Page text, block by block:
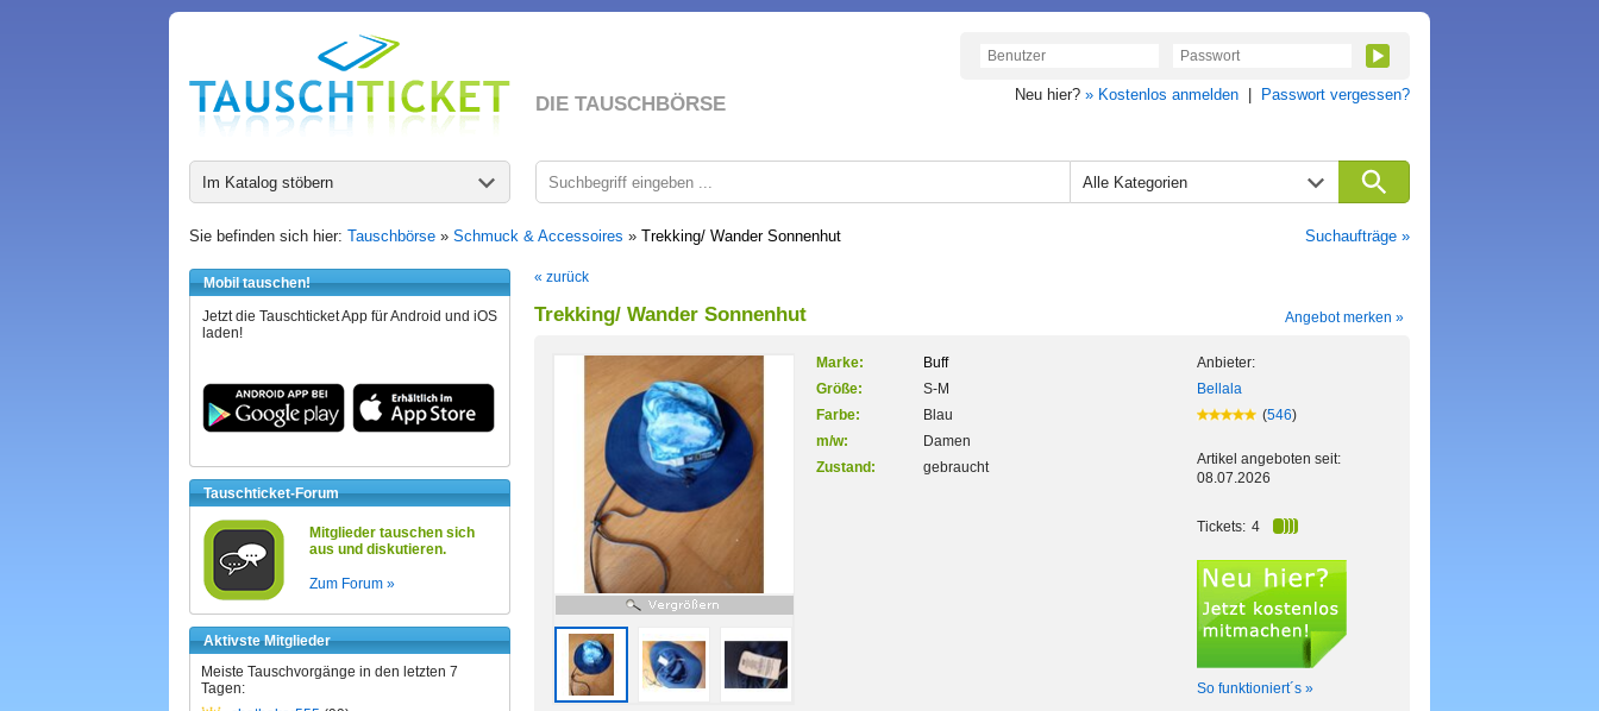
DIE TAUSCHBÖRSE Neu hier? » Kostenlos anmelden Passwort vergessen?
Im Katalog stöbern Alle Kategorien
Sie befinden sich hier: Tauschbörse » Schmuck & Accessoires » Trekking/ Wander Sonnenhut Suchaufträge »
Mobil tauschen!
Jetzt die Tauschticket App für Android und iOS
laden!
Tauschticket-Forum
Mitglieder tauschen sich
aus und diskutieren.
Zum Forum »
Aktivste Mitglieder
Meiste Tauschvorgänge in den letzten 7
Tagen:
« zurück
Trekking/ Wander Sonnenhut Angebot merken »
Marke:
Buff
Größe:
S-M
Farbe:
Blau
m/w:
Damen
Zustand:
gebraucht
Anbieter:
Bellala
(546)
Artikel angeboten seit:
08.07.2026
Tickets: 4
So funktioniert´s »